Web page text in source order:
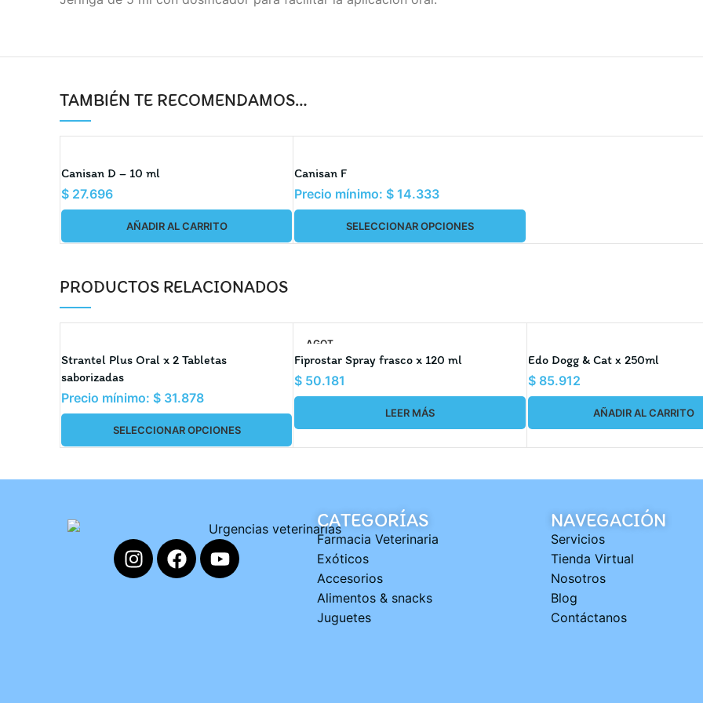
TAMBIÉN TE RECOMENDAMOS…
Canisan D – 10 ml
$ 27.696
AÑADIR AL CARRITO
Canisan F
Precio mínimo: $ 14.333
SELECCIONAR OPCIONES
PRODUCTOS RELACIONADOS
Strantel Plus Oral x 2 Tabletas
saborizadas
Precio mínimo: $ 31.878
SELECCIONAR OPCIONES
AGOT
ADO
Fiprostar Spray frasco x 120 ml
$ 50.181
LEER MÁS
Edo Dogg & Cat x 250ml
$ 85.912
AÑADIR AL CARRITO
CATEGORÍAS
Farmacia Veterinaria
Exóticos
Accesorios
Alimentos & snacks
Juguetes
NAVEGACIÓN
Servicios
Tienda Virtual
Nosotros
Blog
Contáctanos